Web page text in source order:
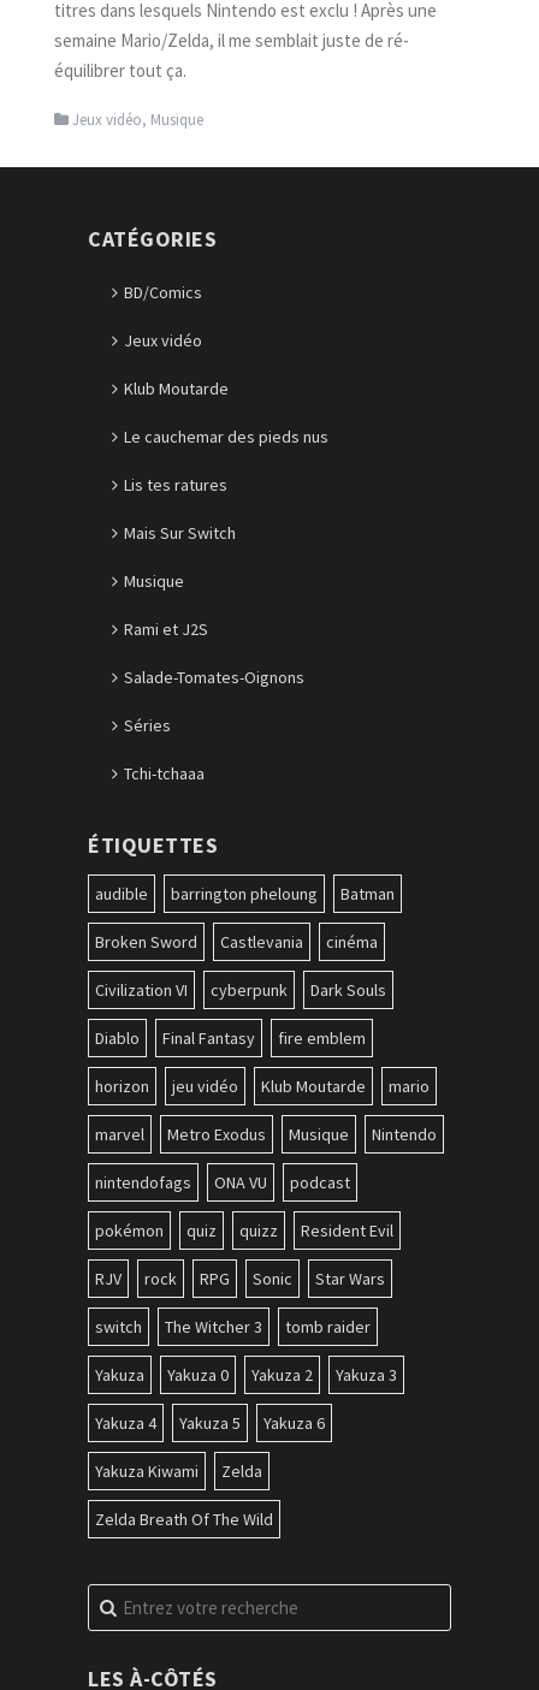
titres dans lesquels Nintendo est exclu ! Après une
semaine Mario/Zelda, il me semblait juste de ré-
équilibrer tout ça.
Jeux vidéo, Musique
CATÉGORIES
BD/Comics
Jeux vidéo
Klub Moutarde
Le cauchemar des pieds nus
Lis tes ratures
Mais Sur Switch
Musique
Rami et J2S
Salade-Tomates-Oignons
Séries
Tchi-tchaaa
ÉTIQUETTES
audible barrington pheloung Batman
Broken Sword Castlevania cinéma
Civilization VI cyberpunk Dark Souls
Diablo Final Fantasy fire emblem
horizon jeu vidéo Klub Moutarde mario
marvel Metro Exodus Musique Nintendo
nintendofags ONA VU podcast
pokémon quiz quizz Resident Evil
RJV rock RPG Sonic Star Wars
switch The Witcher 3 tomb raider
Yakuza Yakuza 0 Yakuza 2 Yakuza 3
Yakuza 4 Yakuza 5 Yakuza 6
Yakuza Kiwami Zelda
Zelda Breath Of The Wild
Recherche
pour
LES À-CÔTÉS